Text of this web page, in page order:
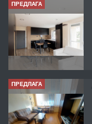
ПРЕДЛАГА
ПРЕДЛАГА